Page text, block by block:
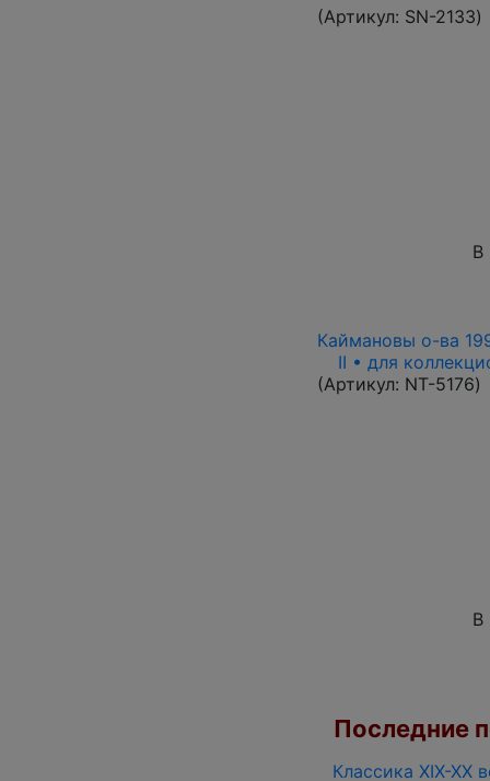
(Артикул: SN-2133)
В
Каймановы о-ва
II • для
(Артикул: NT-5176)
В
Последние
Классика XIX-XX